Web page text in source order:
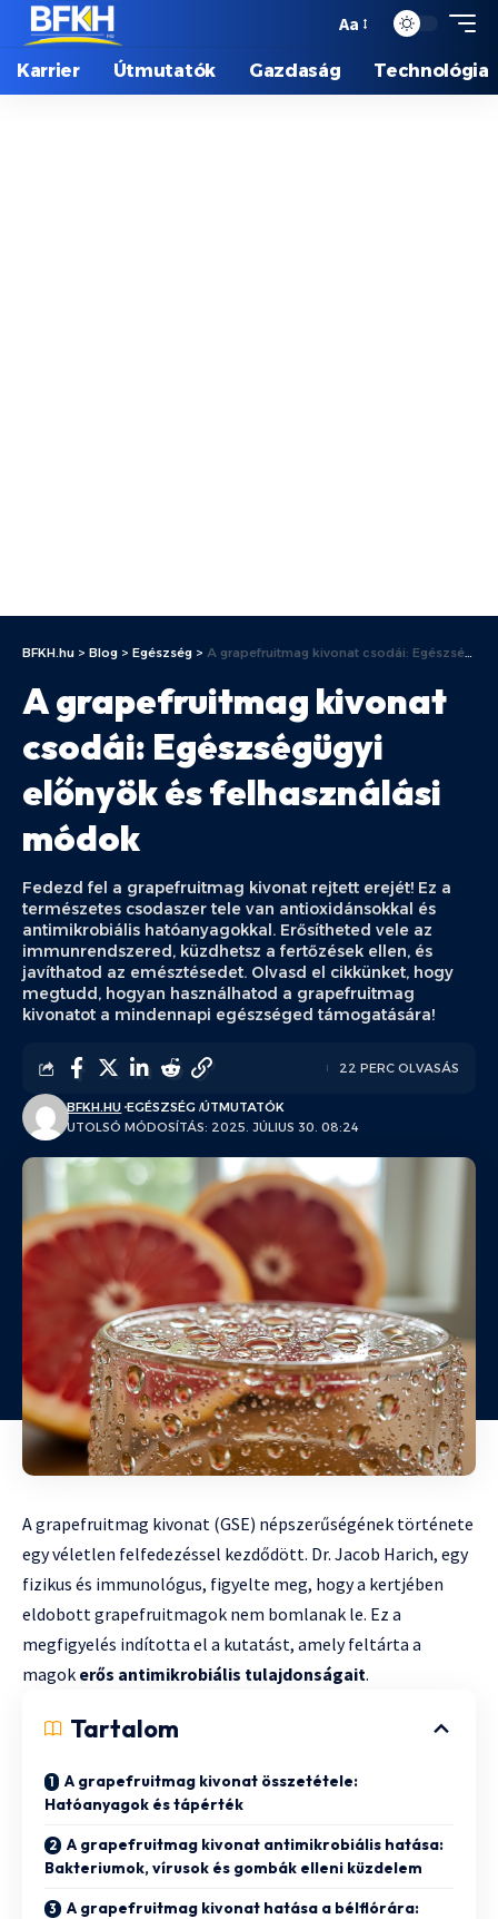
Aa
Karrier Útmutatók Gazdaság Technológia
BFKH.hu > Blog > Egészség > A grapefruitmag kivonat csodái: Egészségügyi előnyök és felhasználási módok
A grapefruitmag kivonat
csodái: Egészségügyi
előnyök és felhasználási
módok
Fedezd fel a grapefruitmag kivonat rejtett erejét! Ez a
természetes csodaszer tele van antioxidánsokkal és
antimikrobiális hatóanyagokkal. Erősítheted vele az
immunrendszered, küzdhetsz a fertőzések ellen, és
javíthatod az emésztésedet. Olvasd el cikkünket, hogy
megtudd, hogyan használhatod a grapefruitmag
kivonatot a mindennapi egészséged támogatására!
UTOLSÓ MÓDOSÍTÁS: 2025. JÚLIUS 30. 08:24
BFKH.HU EGÉSZSÉG ÚTMUTATÓK
22 PERC OLVASÁS
A grapefruitmag kivonat (GSE) népszerűségének története
egy véletlen felfedezéssel kezdődött. Dr. Jacob Harich, egy
fizikus és immunológus, figyelte meg, hogy a kertjében
eldobott grapefruitmagok nem bomlanak le. Ez a
megfigyelés indította el a kutatást, amely feltárta a
magok erős antimikrobiális tulajdonságait.
Tartalom
A grapefruitmag kivonat összetétele:
Hatóanyagok és tápérték
A grapefruitmag kivonat antimikrobiális hatása:
Bakteriumok, vírusok és gombák elleni küzdelem
A grapefruitmag kivonat hatása a bélflórára: